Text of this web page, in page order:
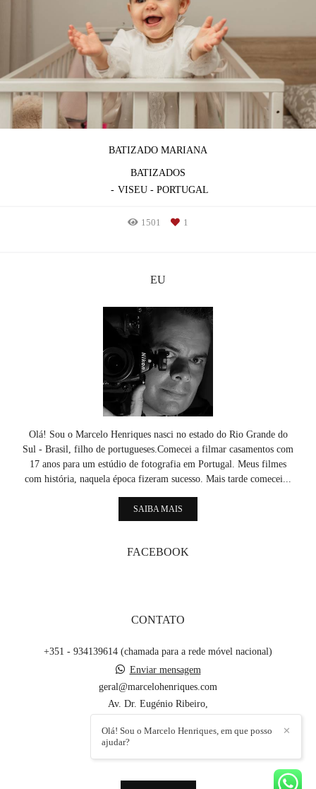
BATIZADO MARIANA
BATIZADOS
VISEU - PORTUGAL
1501 1
EU
Olá! Sou o Marcelo Henriques nasci no estado do Rio Grande do
Sul - Brasil, filho de portugueses.Comecei a filmar casamentos com
17 anos para um estúdio de fotografia em Portugal. Meus filmes
com história, naquela época fizeram sucesso. Mais tarde comecei...
SAIBA MAIS
FACEBOOK
CONTATO
+351 - 934139614 (chamada para a rede móvel nacional)
Enviar mensagem
geral@marcelohenriques.com
Av. Dr. Eugénio Ribeiro,
✕
Olá! Sou o Marcelo Henriques, em que posso
ajudar?